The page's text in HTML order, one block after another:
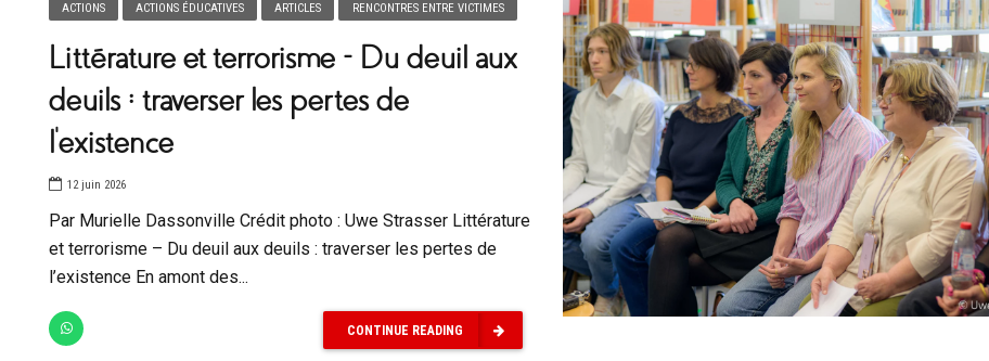
ACTIONS ACTIONS ÉDUCATIVES ARTICLES RENCONTRES ENTRE VICTIMES
Littérature et terrorisme – Du deuil aux
deuils : traverser les pertes de
l’existence
12 juin 2026
Par Murielle Dassonville Crédit photo : Uwe Strasser Littérature
et terrorisme – Du deuil aux deuils : traverser les pertes de
l’existence En amont des...
CONTINUE READING